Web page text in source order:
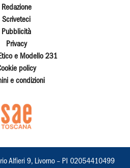
Redazione
Scriveteci
Pubblicità
Privacy
e Modello 231
policy
e condizioni
Alfieri 9, Livorno – PI 02054410499